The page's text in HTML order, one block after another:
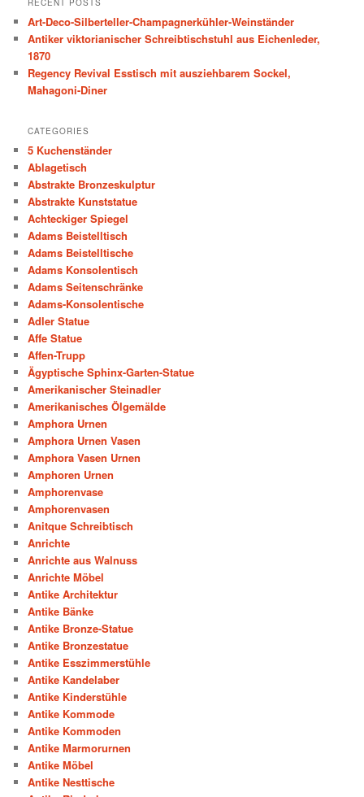
h
RECENT POSTS
Art-Deco-Silberteller-Champagnerkühler-Weinständer
Antiker viktorianischer Schreibtischstuhl aus Eichenleder,
1870
Regency Revival Esstisch mit ausziehbarem Sockel,
Mahagoni-Diner
CATEGORIES
5 Kuchenständer
Ablagetisch
Abstrakte Bronzeskulptur
Abstrakte Kunststatue
Achteckiger Spiegel
Adams Beistelltisch
Adams Beistelltische
Adams Konsolentisch
Adams Seitenschränke
Adams-Konsolentische
Adler Statue
Affe Statue
Affen-Trupp
Ägyptische Sphinx-Garten-Statue
Amerikanischer Steinadler
Amerikanisches Ölgemälde
Amphora Urnen
Amphora Urnen Vasen
Amphora Vasen Urnen
Amphoren Urnen
Amphorenvase
Amphorenvasen
Anitque Schreibtisch
Anrichte
Anrichte aus Walnuss
Anrichte Möbel
Antike Architektur
Antike Bänke
Antike Bronze-Statue
Antike Bronzestatue
Antike Esszimmerstühle
Antike Kandelaber
Antike Kinderstühle
Antike Kommode
Antike Kommoden
Antike Marmorurnen
Antike Möbel
Antike Nesttische